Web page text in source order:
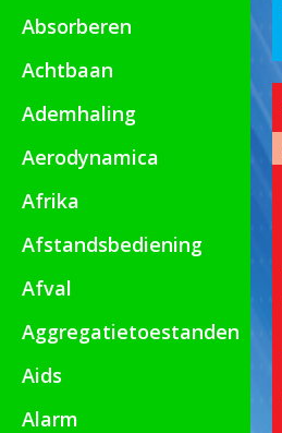
Absorberen
Achtbaan
Ademhaling
Aerodynamica
Afrika
Afstandsbediening
Afval
Aggregatietoestanden
Aids
Alarm